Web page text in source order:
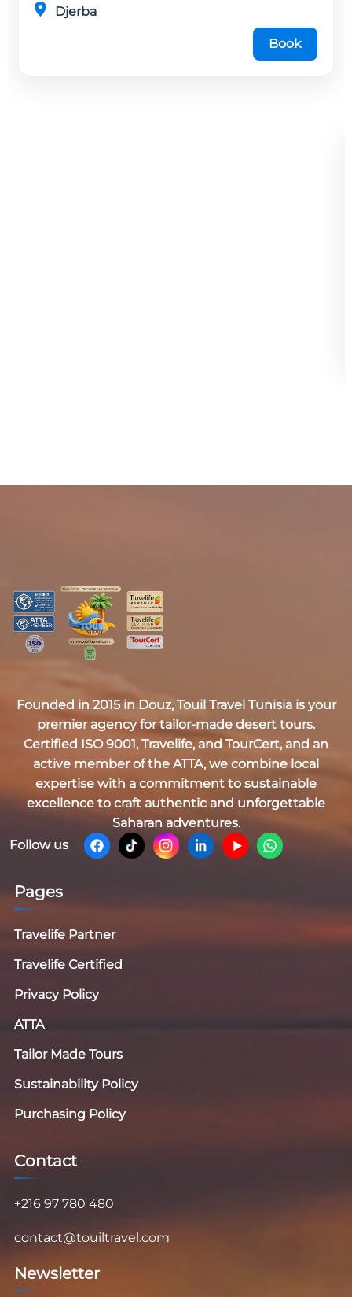
Djerba
Book
Founded in 2015 in Douz, Touil Travel Tunisiais your
premier agency for tailor-made desert tours.
Certified ISO 9001, Travelife, and TourCert, and an
active member of the ATTA, we combine local
expertise with a commitment to sustainable
excellence to craft authentic and unforgettable
Saharan adventures.
Follow us
Pages
Travelife Partner
Travelife Certified
Privacy Policy
ATTA
Tailor Made Tours
Sustainability Policy
Purchasing Policy
Contact
+216 97 780 480
contact@touiltravel.com
Newsletter